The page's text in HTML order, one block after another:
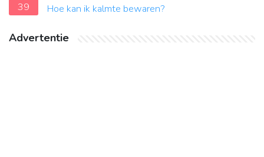
39
Hoe kan ik kalmte bewaren?
Advertentie